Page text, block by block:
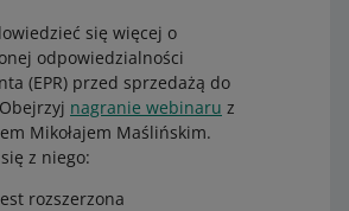
się więcej o
odpowiedzialności
(EPR) przed sprzedażą do
nagranie webinaru z
Mikołajem Maślińskim.
z niego:
rozszerzona